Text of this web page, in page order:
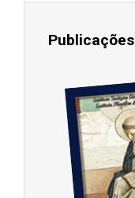
Publicações